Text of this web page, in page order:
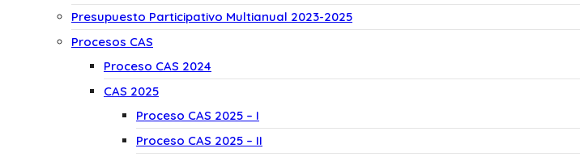
Presupuesto Participativo Multianual 2023-2025
Procesos CAS
Proceso CAS 2024
CAS 2025
Proceso CAS 2025 – I
Proceso CAS 2025 – II